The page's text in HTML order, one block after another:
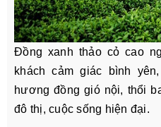
Đồng xanh thảo cỏ cao
khách cảm giác bình
hương đồng gió nội, thổi
đô thị, cuộc sống hiện đại.